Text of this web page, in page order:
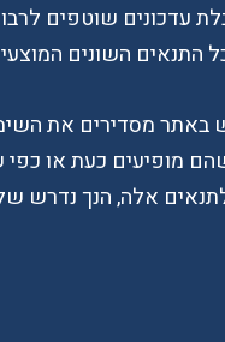
עדכונים שוטפים
באתר מסדירים את
מופיעים כעת או כפי
אלה, הנך נדרש